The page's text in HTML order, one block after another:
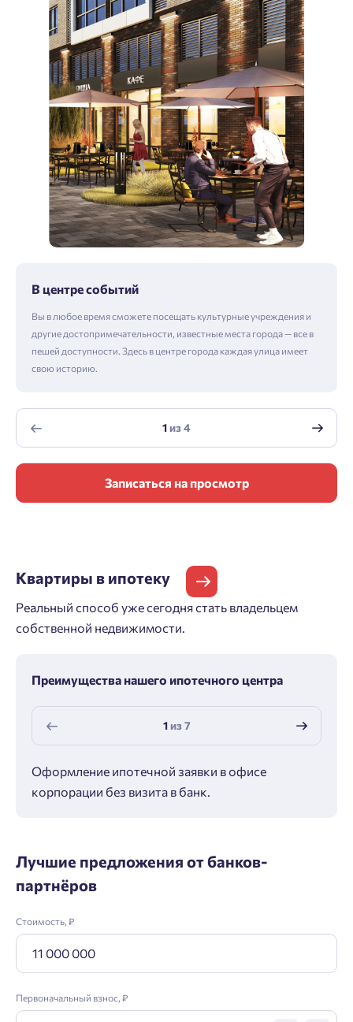
В центре событий
Вы в любое время сможете посещать культурные учреждения и
другие достопримечательности, известные места города — все в
пешей доступности. Здесь в центре города каждая улица имеет
свою историю.
1из4
Записаться на просмотр
Квартиры в ипотеку
Реальный способ уже сегодня стать владельцем
собственной недвижимости.
Преимущества нашего ипотечного центра
1из7
Оформление ипотечной заявки в офисе
корпорации без визита в банк.
Лучшие предложения от банков-
партнёров
Стоимость, ₽
Первоначальный взнос, ₽